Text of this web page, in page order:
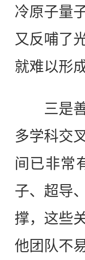
冷原子量
又反哺了
就难以形
三是善
多学科交
间已非常
子、超导
撑，这些
他团队不